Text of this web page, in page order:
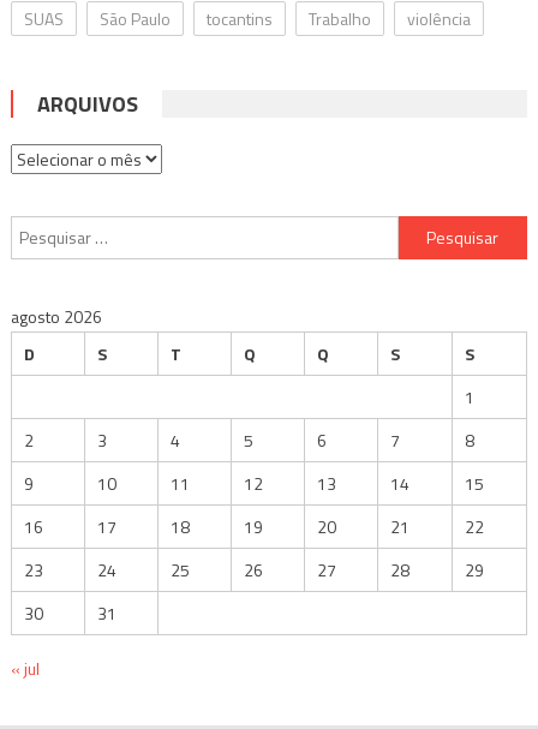
SUAS
São Paulo tocantins Trabalho violência
ARQUIVOS
Arquivos
Pesquisar
por:
agosto 2026
D
S T Q Q S
S
1
2
3 4 5 6 7
8
9
10 11 12 13 14
15
16
17 18 19 20 21
22
23
24 25 26 27 28
29
30
31
« jul